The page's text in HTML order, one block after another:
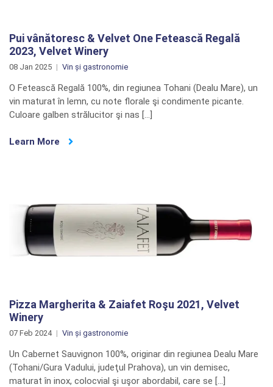
Pui vânătoresc & Velvet One Fetească Regală
2023, Velvet Winery
08 Jan 2025 Vin și gastronomie
O Fetească Regală 100%, din regiunea Tohani (Dealu Mare), un
vin maturat în lemn, cu note florale şi condimente picante.
Culoare galben strălucitor şi nas […]
Learn More
Pizza Margherita & Zaiafet Roşu 2021, Velvet
Winery
07 Feb 2024 Vin și gastronomie
Un Cabernet Sauvignon 100%, originar din regiunea Dealu Mare
(Tohani/Gura Vadului, judeţul Prahova), un vin demisec,
maturat în inox, colocvial şi uşor abordabil, care se […]